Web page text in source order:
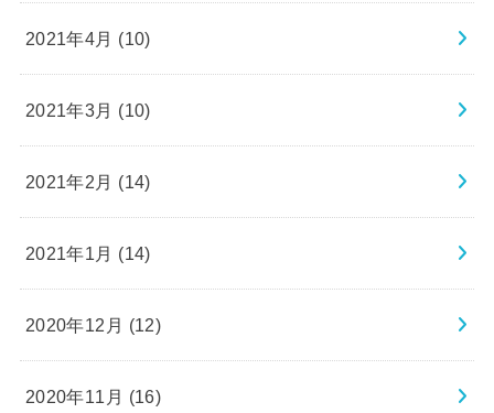
2021年4月 (10)
2021年3月 (10)
2021年2月 (14)
2021年1月 (14)
2020年12月 (12)
2020年11月 (16)